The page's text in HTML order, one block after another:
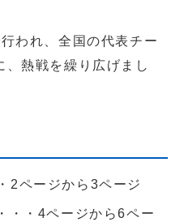
われ、全国の代表チー
、熱戦を繰り広げまし
2ページから3ページ
・・4ページから6ペー